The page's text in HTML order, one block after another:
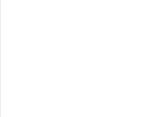
Ремонт